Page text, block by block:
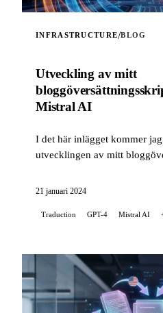
INFRASTRUCTURE/BLOG
Utveckling av mitt
Mistral AI
I det här inlägget kommer
utvecklingen av mitt
Mistral AI-tekniken...
21 januari 2024
Traduction GPT-4 Mistral AI